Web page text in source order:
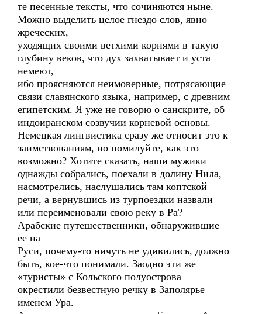
те песенные тексты, что сочиняются ныне.
Можно выделить целое гнездо слов, явно
жреческих,
уходящих своими ветхими корнями в такую
глубину веков, что дух захватывает и уста
немеют,
ибо проясняются неимоверные, потрясающие
связи славянского языка, например, с древним
египетским. Я уже не говорю о санскрите, об
индоиранском созвучии корневой основы.
Немецкая лингвистика сразу же относит это к
заимствованиям, но помилуйте, как это
возможно? Хотите сказать, наши мужики
однажды собрались, поехали в долину Нила,
насмотрелись, наслушались там коптской
речи, а вернувшись из турпоездки назвали
или переименовали свою реку в Ра?
Арабские путешественники, обнаружившие
ее на
Руси, почему-то ничуть не удивились, должно
быть, кое-что понимали. Заодно эти же
«туристы» с Кольского полуострова
окрестили безвестную речку в Заполярье
именем Ура.